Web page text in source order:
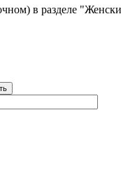
в разделе